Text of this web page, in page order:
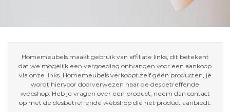
Homemeubels maakt gebruik van affiliate links, dit betekent
dat we mogelijk een vergoeding ontvangen voor een aankoop
via onze links. Homemeubels verkoopt zelf géén producten, je
wordt hiervoor doorverwezen naar de desbetreffende
webshop. Heb je vragen over een product, neem dan contact
op met de desbetreffende webshop die het product aanbiedt.